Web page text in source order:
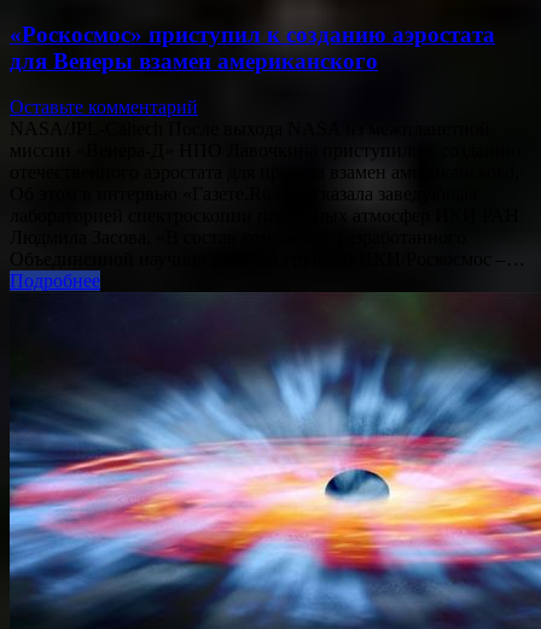
«Роскосмос» приступил к созданию аэростата
для Венеры взамен американского
Оставьте комментарий
миссии «Венера-Д» НПО Лавочкина приступило к созданию
отечественного аэростата для проекта взамен американского.
Об этом в интервью «Газете.Ru» рассказала заведующая
лабораторией спектроскопии планетных атмосфер ИКИ РАН
Объединенной научной рабочей группой ИКИ/Роскосмос –…
Подробнее